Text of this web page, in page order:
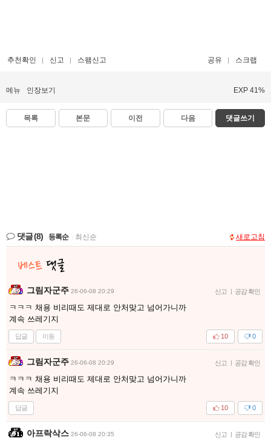
추천확인 신고 스팸신고 공유 스크랩
메뉴 인장보기 EXP 41%
목록 본문 이전 다음 댓글쓰기
댓글(8) 등록순 최신순 새로고침
그림자군주 26-06-08 20:29 신고 | 공감 확인
ㅋㅋㅋ 채용 비리때도 제대로 안처맞고 넘어가니까
계속 쓰레기지
답글 이동 0
10
그림자군주 26-06-08 20:29 신고 | 공감 확인
ㅋㅋㅋ 채용 비리때도 제대로 안처맞고 넘어가니까
계속 쓰레기지
답글 0
10
아프락삭스 26-06-08 20:35 신고 | 공감 확인